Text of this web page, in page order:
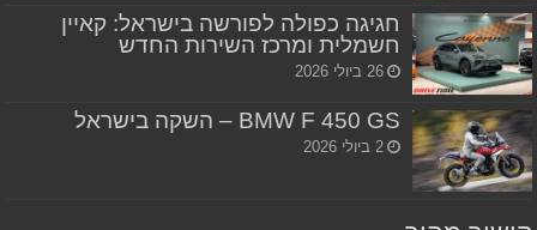
חגיגה כפולה לפורשה בישראל: קאיין
חשמלית ומרכז השירות החדש
26 ביולי 2026
BMW F 450 GS – השקה בישראל
2 ביולי 2026